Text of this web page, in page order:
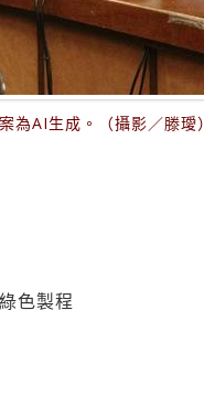
為AI生成。（攝影／滕璦
色製程